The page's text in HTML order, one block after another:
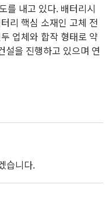
를 내고 있다. 배터리시
리 핵심 소재인 고체 전
업체와 합작 형태로 약
설을 진행하고 있으며 연
습니다.